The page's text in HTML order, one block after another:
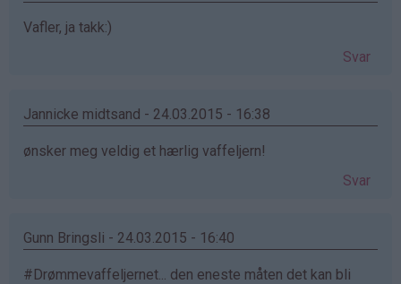
Vafler, ja takk:)
Svar
Jannicke midtsand - 24.03.2015 - 16:38
ønsker meg veldig et hærlig vaffeljern!
Svar
Gunn Bringsli - 24.03.2015 - 16:40
#Drømmevaffeljernet... den eneste måten det kan bli